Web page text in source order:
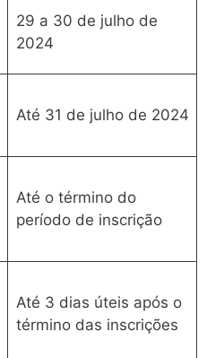
29 a 30 de julho de
2024
Até 31 de julho de 2024
Até o término do
período de inscrição
Até 3 dias úteis após o
término das inscrições